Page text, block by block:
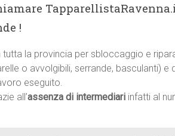
!
tutta la provincia per sbloccaggio e
o avvolgibili, serrande, basculanti) e
eseguito.
all’assenza di intermediari infatti al